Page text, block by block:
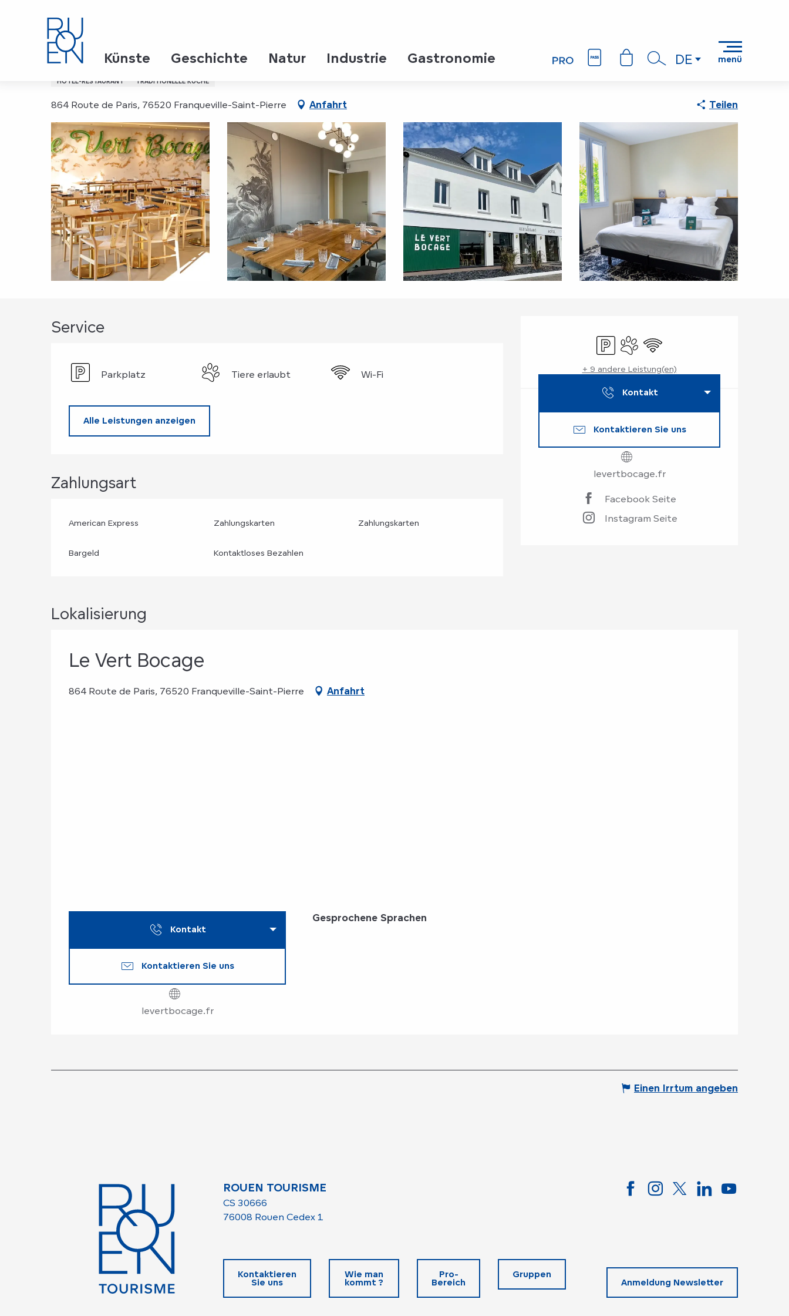
DE menü
Künste Geschichte Natur Industrie Gastronomie
Le Vert Bocage
HOTEL-RESTAURANT TRADITIONELLE KÜCHE
864 Route de Paris, 76520 Franqueville-Saint-Pierre Anfahrt Teilen
Öffnungszeiten &
ParkplatzTiere erlaubt
Wi-Fi
+ 9 andere Leistung(en)
Kontakt
Kontaktieren Sie uns
levertbocage.fr
Facebook Seite
Instagram Seite
Service
Parkplatz Tiere erlaubt Wi-Fi
Alle Leistungen anzeigen
Zahlungsart
American Express Zahlungskarten Zahlungskarten
Bargeld Kontaktloses Bezahlen
Lokalisierung
Le Vert Bocage
864 Route de Paris, 76520 Franqueville-Saint-Pierre Anfahrt
Kontakt
Kontaktieren Sie uns
levertbocage.fr
Gesprochene Sprachen
Gesprochene Sprachen
Einen Irrtum angeben
ROUEN TOURISME
CS 30666
76008 Rouen Cedex 1
Kontaktieren
Sie uns
Wie man
kommt ?
Pro-
Bereich
Gruppen
Anmeldung Newsletter